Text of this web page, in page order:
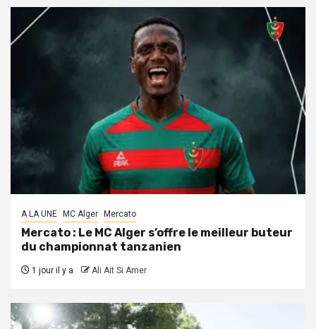
A LA UNE MC Alger Mercato
Mercato : Le MC Alger s’offre le meilleur buteur
du championnat tanzanien
1 jour il y a Ali Ait Si Amer